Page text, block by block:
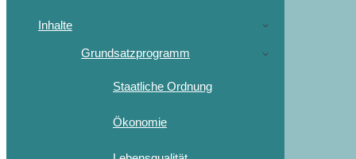
Inhalte
Grundsatzprogramm
Staatliche Ordnung
Ökonomie